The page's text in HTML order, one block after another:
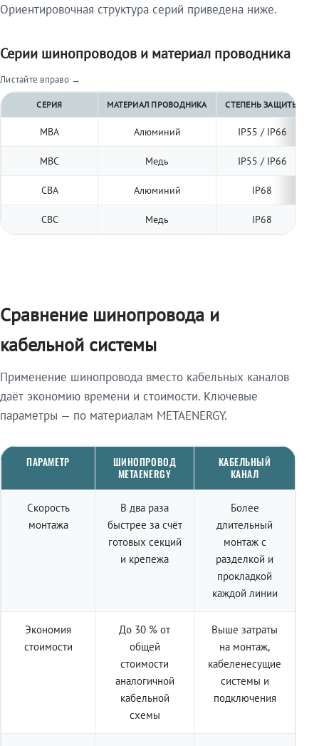
Ориентировочная структура серий приведена ниже.
Серии шинопроводов и материал проводника
Листайте вправо →
СЕРИЯ МАТЕРИАЛ ПРОВОДНИКА СТЕПЕНЬ ЗАЩИТЫ
МВА Алюминий IP55 / IP66
МВС Медь IP55 / IP66
СВА Алюминий IP68
СВС Медь IP68
Сравнение шинопровода и
кабельной системы
Применение шинопровода вместо кабельных каналов
даёт экономию времени и стоимости. Ключевые
параметры — по материалам METAENERGY.
ПАРАМЕТР
ШИНОПРОВОД
METAENERGY
КАБЕЛЬНЫЙ
КАНАЛ
Скорость
монтажа
В два раза
быстрее за счёт
готовых секций
и крепежа
Более
длительный
монтаж с
разделкой и
прокладкой
каждой линии
Экономия
стоимости
До 30 % от
общей
стоимости
аналогичной
кабельной
схемы
Выше затраты
на монтаж,
кабеленесущие
системы и
подключения